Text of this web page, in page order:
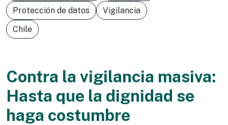
Protección de datos
Vigilancia
Chile
Contra la vigilancia masiva:
Hasta que la dignidad se
haga costumbre